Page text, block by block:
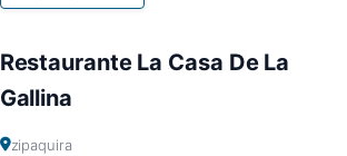
Restaurante La Casa De La
Gallina
zipaquira